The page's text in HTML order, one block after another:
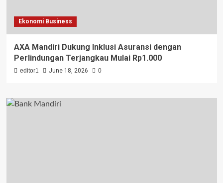
Ekonomi Business
AXA Mandiri Dukung Inklusi Asuransi dengan
Perlindungan Terjangkau Mulai Rp1.000
editor1 June 18, 2026 0